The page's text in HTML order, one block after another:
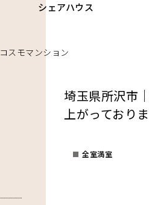
シェアハウス
コスモマンション
埼玉県所沢市
上がっており
全室満室